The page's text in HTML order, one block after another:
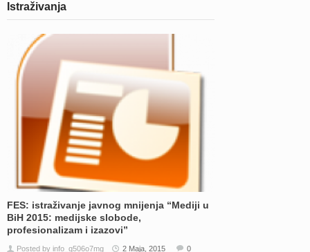
Istraživanja
FES: istraživanje javnog mnijenja “Mediji u
BiH 2015: medijske slobode,
profesionalizam i izazovi”
Posted by info_q506o7mg 2 Maja, 2015 0